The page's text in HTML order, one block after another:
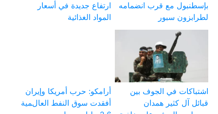
بإسطنبول مع قرب انضمامه
لطرابزون سبور
ارتفاع جديدة في أسعار
المواد الغذائية
اشتباكات في الجوف بين
قبائل آل كثير همدان
أرامكو: حرب أمريكا وإيران
أفقدت سوق النفط العالمية